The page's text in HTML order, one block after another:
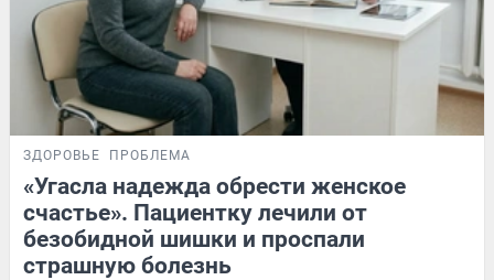
ЗДОРОВЬЕ ПРОБЛЕМА
«Угасла надежда обрести женское
счастье». Пациентку лечили от
безобидной шишки и проспали
страшную болезнь